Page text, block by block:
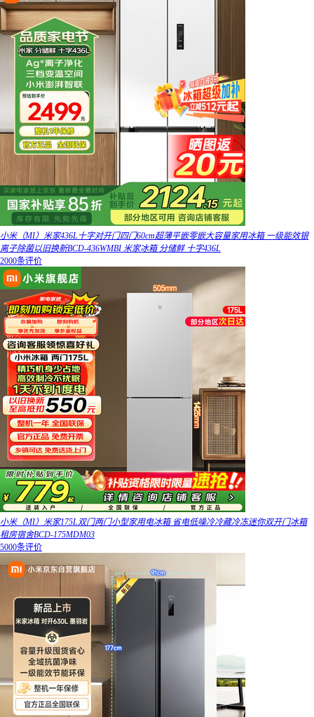
小米（MI）米家436L十字对开门四门60cm超薄平嵌零嵌大容量家用冰箱 一级能效银
离子除菌以旧换新BCD-436WMBI 米家冰箱 分储鲜 十字436L
2000条评价
小米（MI）米家175L双门两门小型家用电冰箱 省电低噪冷冷藏冷冻迷你双开门冰箱
租房宿舍BCD-175MDM03
5000条评价